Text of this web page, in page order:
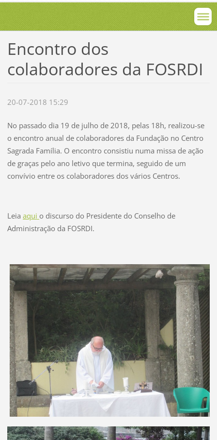
Encontro dos
colaboradores da FOSRDI
20-07-2018 15:29
No passado dia 19 de julho de 2018, pelas 18h, realizou-se
o encontro anual de colaboradores da Fundação no Centro
Sagrada Família. O encontro consistiu numa missa de ação
de graças pelo ano letivo que termina, seguido de um
convívio entre os colaboradores dos vários Centros.
Leia aqui o discurso do Presidente do Conselho de
Administração da FOSRDI.